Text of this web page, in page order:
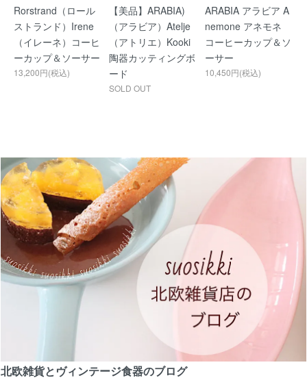
Rorstrand（ロール
ストランド）Irene
（イレーネ）コーヒ
ーカップ＆ソーサー
13,200円(税込)
【美品】ARABIA)
（アラビア）Atelje
（アトリエ）Kooki
陶器カッティングボ
ード
SOLD OUT
ARABIA アラビア A
nemone アネモネ
コーヒーカップ＆ソ
ーサー
10,450円(税込)
北欧雑貨とヴィンテージ食器のブログ